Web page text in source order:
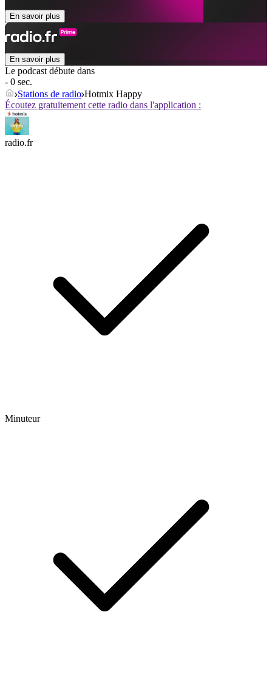
En savoir plus
En savoir plus
Le podcast débute dans
- 0 sec.
Stations de radio Hotmix Happy
Écoutez gratuitement cette radio dans l'application :
radio.fr
Minuteur